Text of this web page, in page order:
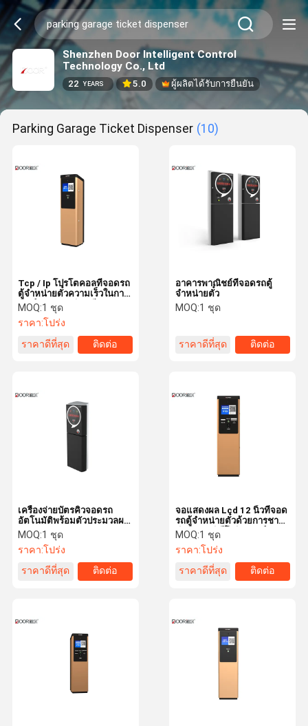
Shenzhen Door Intelligent Control
Technology Co., Ltd
22 YEARS 5.0 ผู้ผลิตได้รับการยืนยัน
Parking Garage Ticket Dispenser (10)
Tcp / Ip โปรโตคอลที่จอดรถ
ตู้จำหน่ายตั๋วความเร็วในการ
พิมพ์ 50 มม. / วินาที
MOQ:1 ชุด
ราคา:โปร่ง
ราคาดีที่สุด
ติดต่อ
อาคารพาณิชย์ที่จอดรถตู้
จำหน่ายตั๋ว
MOQ:1 ชุด
ราคาดีที่สุด ติดต่อ
เครื่องจ่ายบัตรคิวจอดรถ
อัตโนมัติพร้อมตัวประมวลผล
Dual Core
MOQ:1 ชุด
ราคา:โปร่ง
ราคาดีที่สุด
ติดต่อ
จอแสดงผล Lcd 12 นิ้วที่จอด
รถตู้จำหน่ายตั๋วด้วยการชาร์จ
เงินสด Ip วิดีโออินเตอร์คอม
MOQ:1 ชุด
ราคา:โปร่ง
ราคาดีที่สุด
ติดต่อ